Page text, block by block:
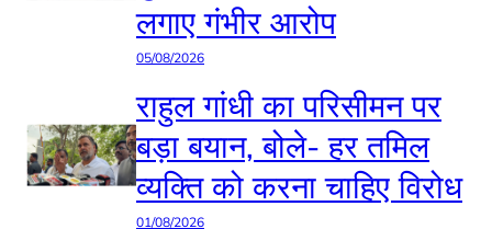
लगाए गंभीर आरोप
05/08/2026
राहुल गांधी का परिसीमन पर
बड़ा बयान, बोले- हर तमिल
व्यक्ति को करना चाहिए विरोध
01/08/2026